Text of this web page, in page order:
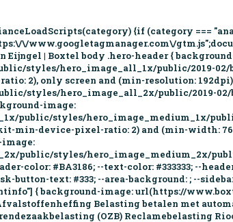
{if (category ===
\/www.googletagmanager.com\/
| Boxtel body .hero-header {
styles/hero_image_all_1x/public/2019-02/
2), only screen and (min-resolution:
styles/hero_image_all_2x/public/2019-02/
image:
public/styles/hero_image_medium_1x/
min-device-pixel-ratio: 2) and (min-width:
image:
public/styles/hero_image_medium_2x/
color: #BA3186; --text-color: #333333; --
button-text: #333; --area-background: ; --
{ background-image: url(https://
Belasting betalen met
(OZB) Reclame­belasting